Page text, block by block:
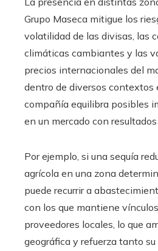
Grupo Maseca mitigue los
volatilidad de las divisas, las
climáticas cambiantes y las
precios internacionales del
dentro de diversos contextos
compañía equilibra posibles
en un mercado con
Por ejemplo, si una sequía
agrícola en una zona
puede recurrir a
con los que mantiene
proveedores locales, lo que
geográfica y refuerza tanto